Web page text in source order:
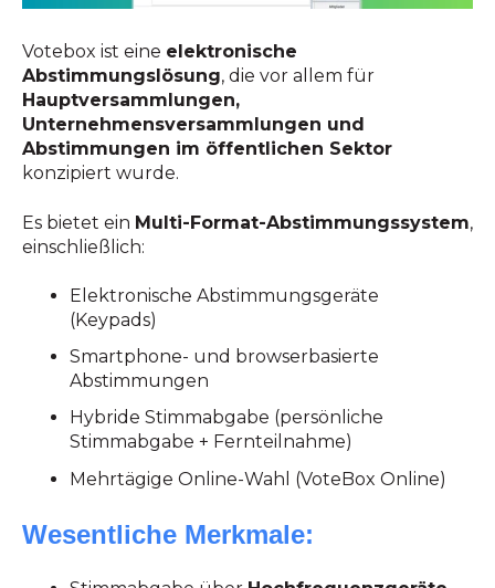
Votebox ist eine elektronische
Abstimmungslösung, die vor allem für
Hauptversammlungen,
Unternehmensversammlungen und
Abstimmungen im öffentlichen Sektor
konzipiert wurde.
Es bietet ein Multi-Format-Abstimmungssystem,
einschließlich:
Elektronische Abstimmungsgeräte
(Keypads)
Smartphone- und browserbasierte
Abstimmungen
Hybride Stimmabgabe (persönliche
Stimmabgabe + Fernteilnahme)
Mehrtägige Online-Wahl (VoteBox Online)
Wesentliche Merkmale: